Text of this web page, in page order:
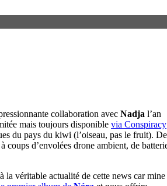
collaboration avec Nadja l’an
mais toujours disponible via Conspiracy
du pays du kiwi (l’oiseau, pas le fruit).
d’envolées drone ambient, de
la véritable actualité de cette news car mine